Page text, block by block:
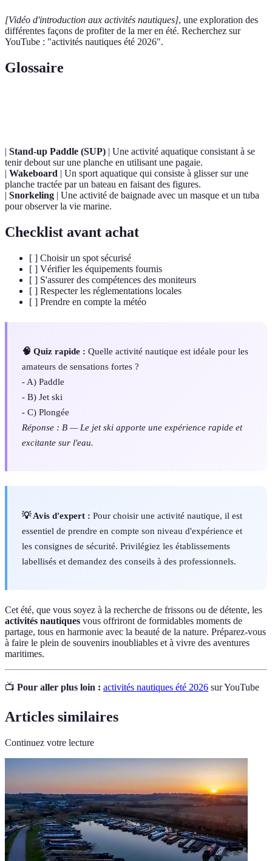
[Vidéo d'introduction aux activités nautiques], une exploration des
différentes façons de profiter de la mer en été. Recherchez sur
YouTube : "activités nautiques été 2026".
Glossaire
| Stand-up Paddle (SUP) | Une activité aquatique consistant à se
tenir debout sur une planche en utilisant une pagaie.
| Wakeboard | Un sport aquatique qui consiste à glisser sur une
planche tractée par un bateau en faisant des figures.
| Snorkeling | Une activité de baignade avec un masque et un tuba
pour observer la vie marine.
Checklist avant achat
[ ] Choisir un spot sécurisé
[ ] Vérifier les équipements fournis
[ ] S'assurer des compétences des moniteurs
[ ] Respecter les réglementations locales
[ ] Prendre en compte la météo
🧠 Quiz rapide : Quelle activité nautique est idéale pour les
amateurs de sensations fortes ?
- A) Paddle
- B) Jet ski
- C) Plongée
Réponse : B — Le jet ski apporte une expérience rapide et
excitante sur l'eau.
💡 Avis d'expert : Pour choisir une activité nautique, il est
essentiel de prendre en compte son niveau d'expérience et
les consignes de sécurité. Privilégiez les établissements
labellisés et demandez des conseils à des professionnels.
Cet été, que vous soyez à la recherche de frissons ou de détente, les
activités nautiques vous offriront de formidables moments de
partage, tous en harmonie avec la beauté de la nature. Préparez-vous
à faire le plein de souvenirs inoubliables et à vivre des aventures
maritimes.
📺 Pour aller plus loin : activités nautiques été 2026 sur YouTube
Articles similaires
Continuez votre lecture